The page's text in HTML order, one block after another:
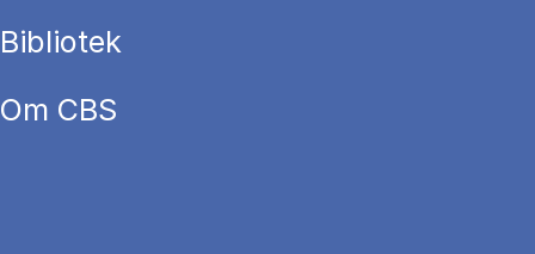
Bibliotek
Om CBS